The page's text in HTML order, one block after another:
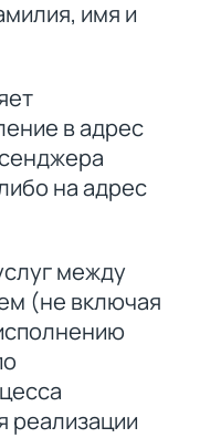
имя и
в адрес
на адрес
между
(не включая
реализации